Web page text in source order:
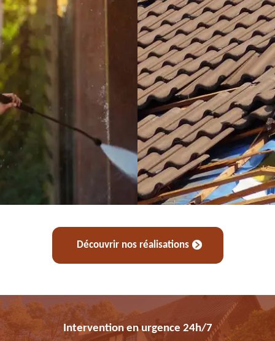
Découvrir nos réalisations
Intervention en urgence 24h/7